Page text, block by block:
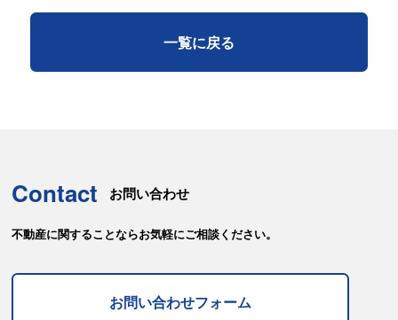
一覧に戻る
Contact お問い合わせ
不動産に関することならお気軽にご相談ください。
お問い合わせフォーム